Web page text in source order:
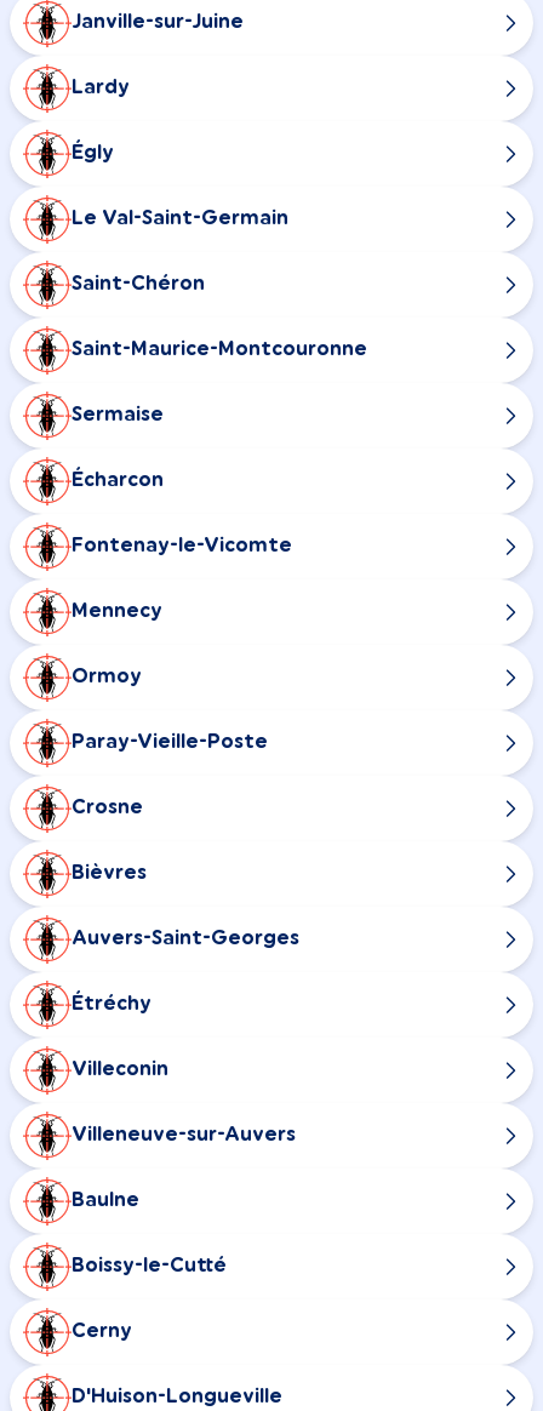
Janville-sur-Juine
Lardy
Égly
Le Val-Saint-Germain
Saint-Chéron
Saint-Maurice-Montcouronne
Sermaise
Écharcon
Fontenay-le-Vicomte
Mennecy
Ormoy
Paray-Vieille-Poste
Crosne
Bièvres
Auvers-Saint-Georges
Étréchy
Villeconin
Villeneuve-sur-Auvers
Baulne
Boissy-le-Cutté
Cerny
D'Huison-Longueville